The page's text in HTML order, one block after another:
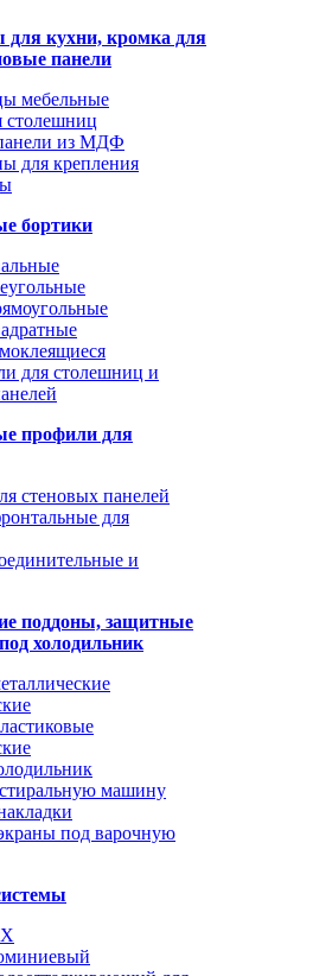
кухни, кромка для
панели
мебельные
столешниц
из МДФ
для крепления
бортики
для столешниц и
профили для
стеновых панелей
для
и
поддоны, защитные
холодильник
машину
под варочную